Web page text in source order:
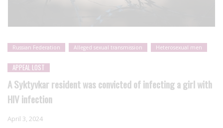
Russian Federation Alleged sexual transmission Heterosexual men
APPEAL LOST
A Syktyvkar resident was convicted of infecting a girl with
HIV infection
April 3, 2024